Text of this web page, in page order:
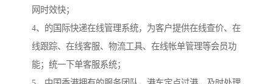
网时效快；
4、的国际快递在线管理系统，为客户提供在线查价、在
线跟踪、在线客服、物流工具、在线帐单管理等会员功
能；统一下单客服系统；